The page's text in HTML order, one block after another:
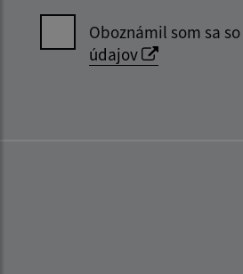
Oboznámil som sa so
údajov